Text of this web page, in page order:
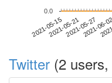
2021-05-152021-05-212021-05-27
2021-06-
0.0
Twitter (2